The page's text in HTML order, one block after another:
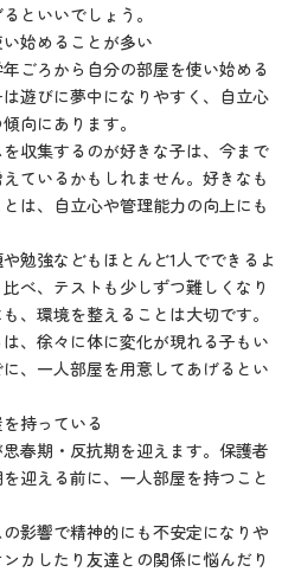
といいでしょう。
始めることが多い
ごろから自分の部屋を使い始める
遊びに夢中になりやすく、自立心
向にあります。
収集するのが好きな子は、今まで
ているかもしれません。好きなも
は、自立心や管理能力の向上にも
勉強などもほとんど1人でできるよ
べ、テストも少しずつ難しくなり
、環境を整えることは大切です。
、徐々に体に変化が現れる子もい
、一人部屋を用意してあげるとい
持っている
春期・反抗期を迎えます。保護者
迎える前に、一人部屋を持つこと
影響で精神的にも不安定になりや
カしたり友達との関係に悩んだり